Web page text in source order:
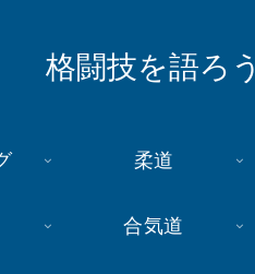
格闘技を語ろう
柔道
合気道